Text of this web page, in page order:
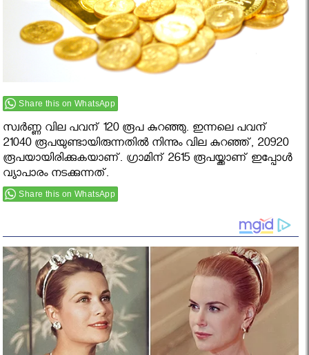
Share this on WhatsApp
സ്വർണ്ണ വില പവന് 120 രൂപ കുറഞ്ഞു. ഇന്നലെ പവന്
21040 രൂപയുണ്ടായിരുന്നതിൽ നിന്നും വില കുറഞ്ഞ്, 20920
രൂപയായിരിക്കുകയാണ്. ഗ്രാമിന് 2615 രൂപയ്ക്കാണ് ഇപ്പോൾ
വ്യാപാരം നടക്കുന്നത്.
Share this on WhatsApp